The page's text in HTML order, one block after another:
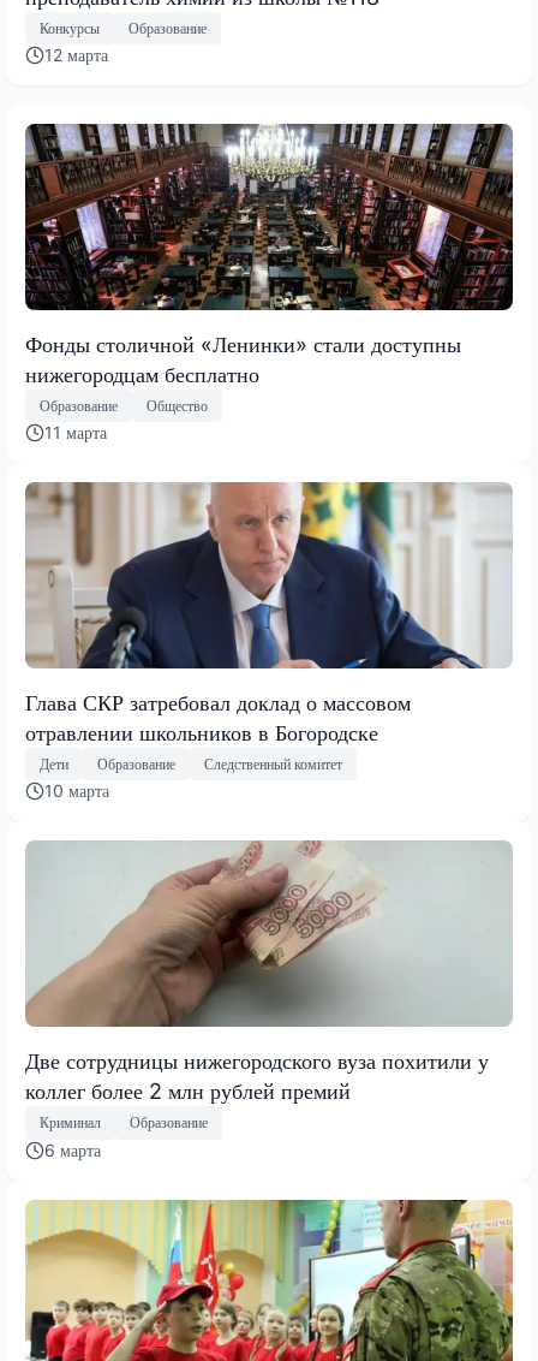
Конкурсы Образование
12 марта
Фонды столичной «Ленинки» стали доступны
нижегородцам бесплатно
Образование Общество
11 марта
Глава СКР затребовал доклад о массовом
отравлении школьников в Богородске
Дети Образование Следственный комитет
10 марта
Две сотрудницы нижегородского вуза похитили у
коллег более 2 млн рублей премий
Криминал Образование
6 марта